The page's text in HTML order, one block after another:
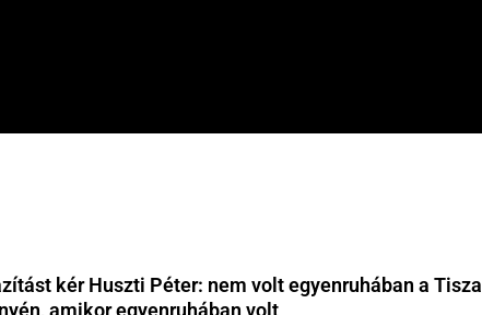
kér Huszti Péter: nem volt egyenruhában a Tisza
amikor egyenruhában volt